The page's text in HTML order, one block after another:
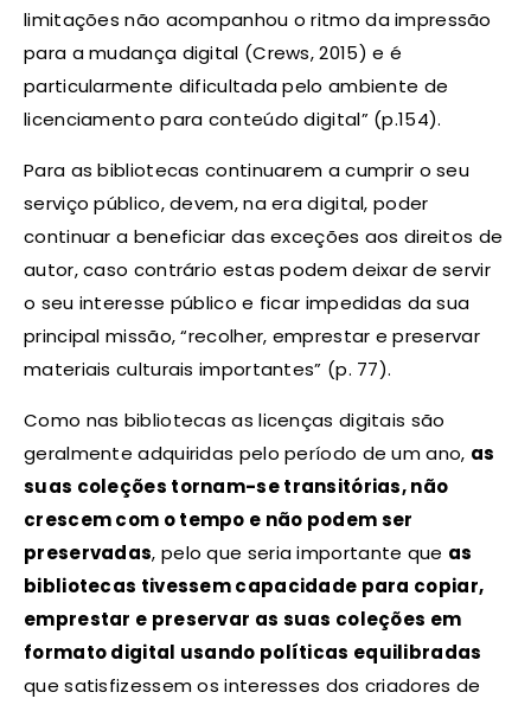
limitações não acompanhou o ritmo da impressão
para a mudança digital (Crews, 2015) e é
particularmente dificultada pelo ambiente de
licenciamento para conteúdo digital” (p.154).
Para as bibliotecas continuarem a cumprir o seu
serviço público, devem, na era digital, poder
continuar a beneficiar das exceções aos direitos de
autor, caso contrário estas podem deixar de servir
o seu interesse público e ficar impedidas da sua
principal missão, “recolher, emprestar e preservar
materiais culturais importantes” (p. 77).
Como nas bibliotecas as licenças digitais são
geralmente adquiridas pelo período de um ano, as
suas coleções tornam-se transitórias, não
crescem com o tempo e não podem ser
preservadas, pelo que seria importante que as
bibliotecas tivessem capacidade para copiar,
emprestar e preservar as suas coleções em
formato digital usando políticas equilibradas
que satisfizessem os interesses dos criadores de